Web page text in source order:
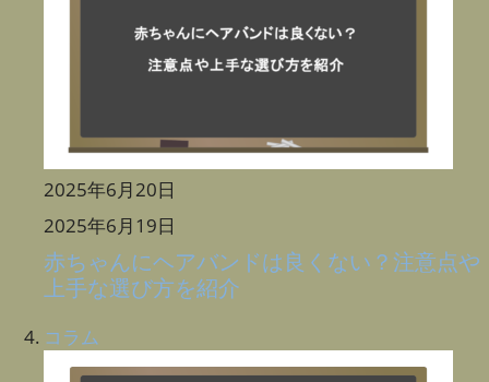
2025年6月20日
2025年6月19日
赤ちゃんにヘアバンドは良くない？注意点や
上手な選び方を紹介
コラム